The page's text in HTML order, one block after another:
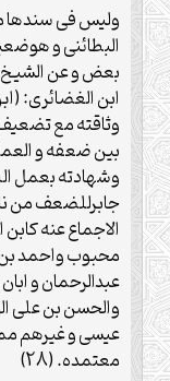
ولیس فی سندها
البطائنی و
بعض و عن الشیخ
ابن الغضائری:
وثاقته مع تضعیف
بین ضعفه و
وشهادته بعمل
جابرللضعف من
الاجماع عنه
محبوب واحمد
عبدالرحمان و
والحسن بن علی
عیسی و غیرهم
معتمده. (28)